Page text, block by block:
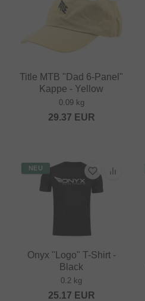
Title MTB "Dad 6-Panel"
Kappe - Yellow
0.09 kg
29.37 EUR
NEU
Onyx "Logo" T-Shirt -
Black
0.2 kg
25.17 EUR